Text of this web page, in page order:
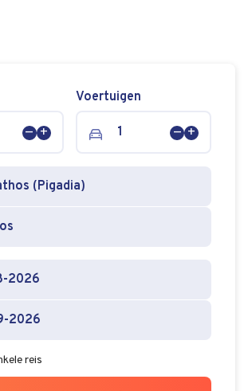
Voertuigen
reis